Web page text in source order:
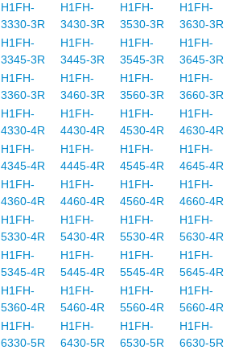
H1FH-
3330-3R
H1FH-
3430-3R
H1FH-
3530-3R
H1FH-
3630-3R
H1FH-
3345-3R
H1FH-
3445-3R
H1FH-
3545-3R
H1FH-
3645-3R
H1FH-
3360-3R
H1FH-
3460-3R
H1FH-
3560-3R
H1FH-
3660-3R
H1FH-
4330-4R
H1FH-
4430-4R
H1FH-
4530-4R
H1FH-
4630-4R
H1FH-
4345-4R
H1FH-
4445-4R
H1FH-
4545-4R
H1FH-
4645-4R
H1FH-
4360-4R
H1FH-
4460-4R
H1FH-
4560-4R
H1FH-
4660-4R
H1FH-
5330-4R
H1FH-
5430-4R
H1FH-
5530-4R
H1FH-
5630-4R
H1FH-
5345-4R
H1FH-
5445-4R
H1FH-
5545-4R
H1FH-
5645-4R
H1FH-
5360-4R
H1FH-
5460-4R
H1FH-
5560-4R
H1FH-
5660-4R
H1FH-
6330-5R
H1FH-
6430-5R
H1FH-
6530-5R
H1FH-
6630-5R